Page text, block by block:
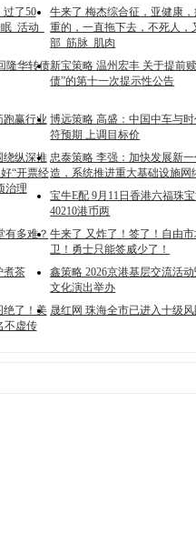
过了50
_活动_
牛来了 梅杰综合征，亚健康
重的，一直拖下去，不死人，
部_筋脉_肌肉
隆华转债新宝策略 温州宏丰 关于提前
债”的第十一次提示性公告
跑赢行业 博远策略 高盛：中国中车与
符预期 上调目标价
绕纵深推
“开票经
治理
忠泰策略 李强：加快发展新
造，系统推进重大基础设施网
宝牛E配 9月11日香港六福珠
40210港币两
有多难？ 牛来了 又炸了！签了！自由
卫！勇士只能签威少了！
煮茶
鑫策略 2026京港基层交流活
文化演出举办
绝了！美
不虚传
晟红网 珠海全市已进入十级